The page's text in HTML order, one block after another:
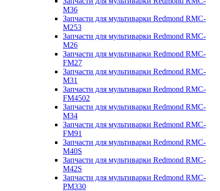
M36
Запчасти для мультиварки Redmond RMC-
M253
Запчасти для мультиварки Redmond RMC-
M26
Запчасти для мультиварки Redmond RMC-
FM27
Запчасти для мультиварки Redmond RMC-
M31
Запчасти для мультиварки Redmond RMC-
FM4502
Запчасти для мультиварки Redmond RMC-
M34
Запчасти для мультиварки Redmond RMC-
FM91
Запчасти для мультиварки Redmond RMC-
M40S
Запчасти для мультиварки Redmond RMC-
M42S
Запчасти для мультиварки Redmond RMC-
PM330